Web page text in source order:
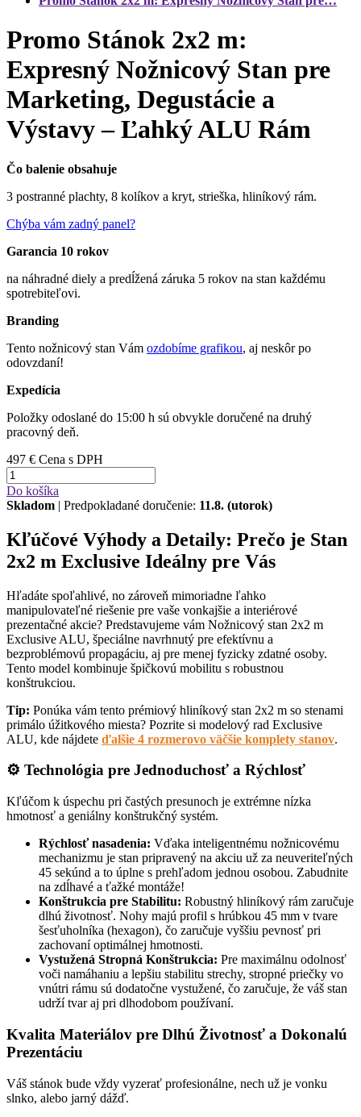
Promo Stánok 2x2 m:
Expresný Nožnicový Stan pre
Marketing, Degustácie a
Výstavy – Ľahký ALU Rám
Čo balenie obsahuje
3 postranné plachty, 8 kolíkov a kryt, strieška, hliníkový rám.
Chýba vám zadný panel?
Garancia 10 rokov
na náhradné diely a predĺžená záruka 5 rokov na stan každému
spotrebiteľovi.
Branding
Tento nožnicový stan Vám ozdobíme grafikou, aj neskôr po
odovzdaní!
Expedícia
Položky odoslané do 15:00 h sú obvykle doručené na druhý
pracovný deň.
497 € Cena s DPH
Do košíka
Skladom | Predpokladané doručenie: 11.8. (utorok)
Kľúčové Výhody a Detaily: Prečo je Stan
2x2 m Exclusive Ideálny pre Vás
Hľadáte spoľahlivé, no zároveň mimoriadne ľahko
manipulovateľné riešenie pre vaše vonkajšie a interiérové
prezentačné akcie? Predstavujeme vám Nožnicový stan 2x2 m
Exclusive ALU, špeciálne navrhnutý pre efektívnu a
bezproblémovú propagáciu, aj pre menej fyzicky zdatné osoby.
Tento model kombinuje špičkovú mobilitu s robustnou
konštrukciou.
Tip: Ponúka vám tento prémiový hliníkový stan 2x2 m so stenami
primálo úžitkového miesta? Pozrite si modelový rad Exclusive
ALU, kde nájdete ďalšie 4 rozmerovo väčšie komplety stanov.
⚙️ Technológia pre Jednoduchosť a Rýchlosť
Kľúčom k úspechu pri častých presunoch je extrémne nízka
hmotnosť a geniálny konštrukčný systém.
Rýchlosť nasadenia: Vďaka inteligentnému nožnicovému
mechanizmu je stan pripravený na akciu už za neuveriteľných
45 sekúnd a to úplne s prehľadom jednou osobou. Zabudnite
na zdĺhavé a ťažké montáže!
Konštrukcia pre Stabilitu: Robustný hliníkový rám zaručuje
dlhú životnosť. Nohy majú profil s hrúbkou 45 mm v tvare
šesťuholníka (hexagon), čo zaručuje vyššiu pevnosť pri
zachovaní optimálnej hmotnosti.
Vystužená Stropná Konštrukcia: Pre maximálnu odolnosť
voči namáhaniu a lepšiu stabilitu strechy, stropné priečky vo
vnútri rámu sú dodatočne vystužené, čo zaručuje, že váš stan
udrží tvar aj pri dlhodobom používaní.
Kvalita Materiálov pre Dlhú Životnosť a Dokonalú
Prezentáciu
Váš stánok bude vždy vyzerať profesionálne, nech už je vonku
slnko, alebo jarný dážď.